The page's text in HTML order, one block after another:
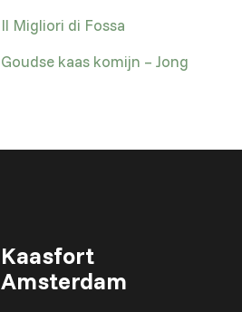
Il Migliori di Fossa
Goudse kaas komijn – Jong
Kaasfort
Amsterdam